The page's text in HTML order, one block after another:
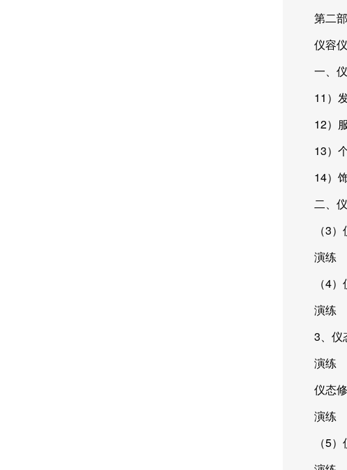
第二
仪容
一、
11）
12）
13）
14）
二、
（3
演练
（4
演练
3、
演练
仪态
演练
（5